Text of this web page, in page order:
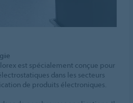
est spécialement conçue pour
dans les secteurs
de produits électroniques.